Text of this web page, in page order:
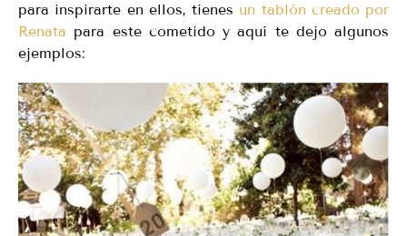
para inspirarte en ellos, tienes un tablón creado por
Renata para este cometido y aquí te dejo algunos
ejemplos: